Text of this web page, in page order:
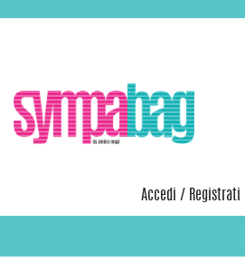
Accedi / Registrati